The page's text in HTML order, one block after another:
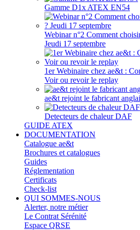
Gamme D1x ATEX EN54
Webinar n°2 Comment
Jeudi 17 septembre
1er Webinaire chez ae&t :
Voir ou revoir le replay
ae&t rejoint le fabricant
Detecteurs de chaleur DAF
GUIDE ATEX
DOCUMENTATION
Catalogue ae&t
Brochures et catalogues
Guides
Réglementation
Certificats
Check-list
QUI SOMMES-NOUS
Alerter, notre métier
Le Contrat Sérénité
Espace QRSE